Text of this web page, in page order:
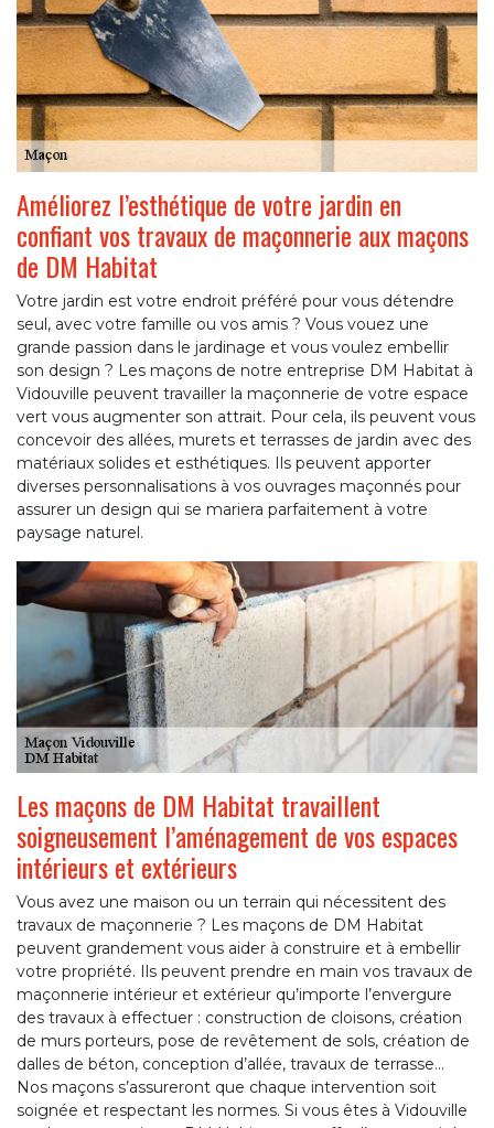
Améliorez l’esthétique de votre jardin en
confiant vos travaux de maçonnerie aux maçons
de DM Habitat
Votre jardin est votre endroit préféré pour vous détendre
seul, avec votre famille ou vos amis ? Vous vouez une
grande passion dans le jardinage et vous voulez embellir
son design ? Les maçons de notre entreprise DM Habitat à
Vidouville peuvent travailler la maçonnerie de votre espace
vert vous augmenter son attrait. Pour cela, ils peuvent vous
concevoir des allées, murets et terrasses de jardin avec des
matériaux solides et esthétiques. Ils peuvent apporter
diverses personnalisations à vos ouvrages maçonnés pour
assurer un design qui se mariera parfaitement à votre
paysage naturel.
Les maçons de DM Habitat travaillent
soigneusement l’aménagement de vos espaces
intérieurs et extérieurs
Vous avez une maison ou un terrain qui nécessitent des
travaux de maçonnerie ? Les maçons de DM Habitat
peuvent grandement vous aider à construire et à embellir
votre propriété. Ils peuvent prendre en main vos travaux de
maçonnerie intérieur et extérieur qu’importe l’envergure
des travaux à effectuer : construction de cloisons, création
de murs porteurs, pose de revêtement de sols, création de
dalles de béton, conception d’allée, travaux de terrasse…
Nos maçons s’assureront que chaque intervention soit
soignée et respectant les normes. Si vous êtes à Vidouville